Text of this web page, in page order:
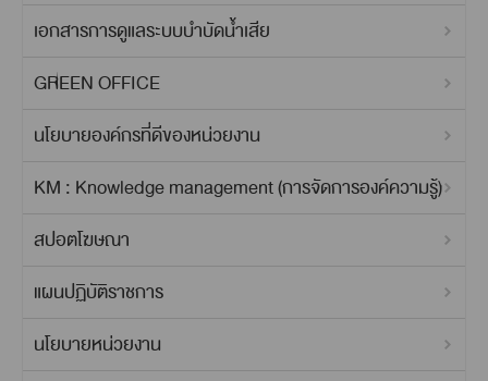
เอกสารการดูแลระบบบำบัดน้ำเสีย
GREEN OFFICE
นโยบายองค์กรที่ดีของหน่วยงาน
KM : Knowledge management (การจัดการองค์ความรู้)
สปอตโฆษณา
แผนปฏิบัติราชการ
นโยบายหน่วยงาน